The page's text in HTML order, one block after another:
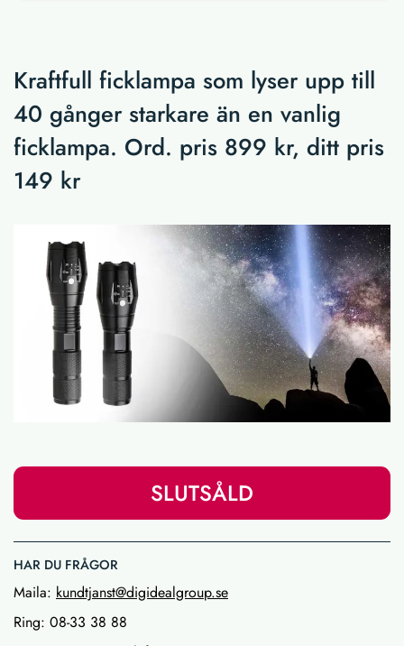
Kraftfull ficklampa som lyser upp till
40 gånger starkare än en vanlig
ficklampa. Ord. pris 899 kr, ditt pris
149 kr
SLUTSÅLD
HAR DU FRÅGOR
Maila: kundtjanst@digidealgroup.se
Ring: 08-33 38 88